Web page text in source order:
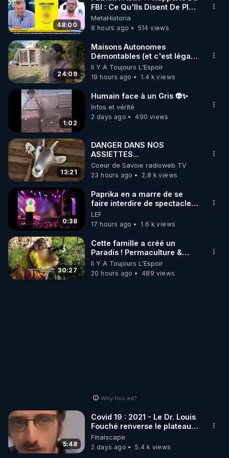
🌱 INSTAGRAM
https://www.instagram.com/rdlr_thierrycasasnovas/
http://rgnr.li/instagram
🌱 LA NEWSLETTER
Pour ne pas rater l’actualité RGNR (stages,
http://rgnr.li/news
🌱 VIDÉOS NON CENSURÉES SUR ODYSEE
Toutes les vidéos Youtube sont aussi sur la
http://rgnr.li/odysee
🌱 LES STAGES EN PRÉSENTIEL
http://rgnr.li/stages
_________
LES CODES PROMO DES PARTENAIRES
▶ 10 % de réduction sur les extracteurs de la
marque SANA :
Rendez-vous sur
http://rgnr.li/lechoubrave
code : REGENERE10
48:00
FBI : Ce Qu'Ils Disent De Plus
Grave Sur Hitler
MetaHistoria
8 hours ago
514 views
24:09
Maisons Autonomes
Démontables (et c'est légal).
Visite éco village en
Bretagne
Il Y A Toujours L'Espoir
19 hours ago
1.4 k views
1:02
Humain face à un Gris 👽✨
Infos et vérité
2 days ago
490 views
13:21
DANGER DANS NOS
ASSIETTES...
Coeur de Savoie radioweb TV
23 hours ago
2.8 k views
0:38
Paprika en a marre de se
faire interdire de spectacle.
Elle décide donc de devenir
DJ !
LEF
17 hours ago
1.6 k views
30:27
Cette famille a créé un
Paradis ! Permaculture &
Autonomie
Il Y A Toujours L'Espoir
20 hours ago
489 views
Why this ad?
5:48
Covid 19 : 2021 - Le Dr. Louis
Fouché renverse le plateau
de CNews !
Finalscape
2 days ago
5.4 k views